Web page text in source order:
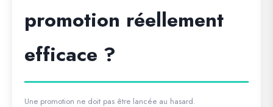
promotion réellement
efficace ?
Une promotion ne doit pas être lancée au hasard.